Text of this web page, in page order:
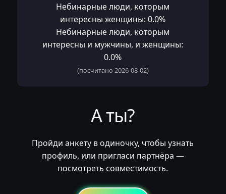
Небинарные люди, которым
интересны женщины: 0.0%
Небинарные люди, которым
интересны и мужчины, и женщины:
0.0%
(посчитано 2026-08-02)
А ты?
Пройди анкету в одиночку, чтобы узнать
профиль, или пригласи партнёра —
посмотреть совместимость.